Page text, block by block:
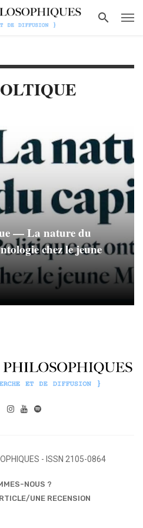
— La nature du
chez le jeune
- ISSN 2105-0864
NOUS ?
UNE RECENSION